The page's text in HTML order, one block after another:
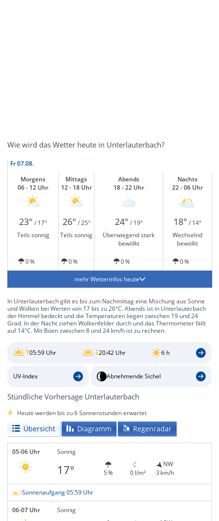
Wie wird das Wetter heute in Unterlauterbach?
Fr07.08.
Morgens
06 - 12 Uhr
Mittags
12 - 18 Uhr
Abends
18 - 22 Uhr
Nachts
22 - 06 Uhr
23° / 17° 26° / 25° 24° / 19° 18° / 14°
Teils sonnig
Teils sonnig
Überwiegend stark
bewölkt
Wechselnd
bewölkt
0 % 0 % 0 % 0 %
mehr Wetterinfos heute
In Unterlauterbach gibt es bis zum Nachmittag eine Mischung aus Sonne
und Wolken bei Werten von 17 bis zu 26°C. Abends ist in Unterlauterbach
der Himmel bedeckt und die Temperaturen liegen zwischen 19 und 24
Grad. In der Nacht ziehen Wolkenfelder durch und das Thermometer fällt
auf 14°C. Mit Böen zwischen 8 und 24 km/h ist zu rechnen.
05:59 Uhr 20:42 Uhr 6 h
UV-Index Abnehmende Sichel
Stündliche Vorhersage Unterlauterbach
Heute werden bis zu 6 Sonnenstunden erwartet
Übersicht Diagramm Regenradar
05-06 Uhr Sonnig
17° 5 % 0 l/m²
NW
3 km/h
Sonnenaufgang 05:59 Uhr
06-07 Uhr Sonnig